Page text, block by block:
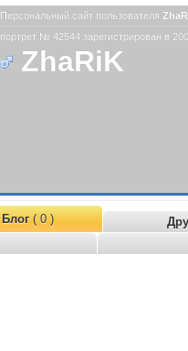
Персональный сайт пользователя
портрет № 42544 зарегистрирован в
ZhaRiK
Блог( 0 )